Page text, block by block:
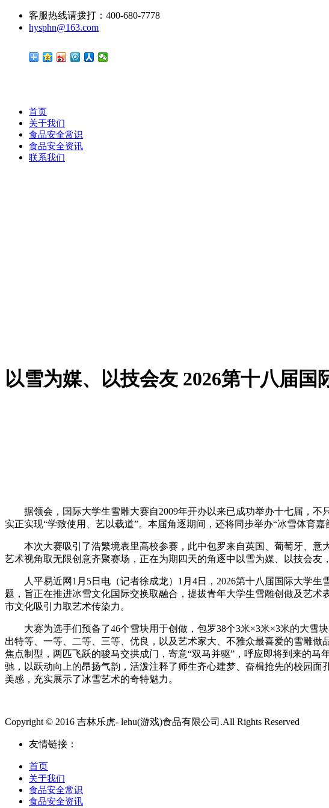
客服热线请拨打：400-680-7778
hysphn@163.com
首页
关于我们
食品安全常识
食品安全资讯
联系我们
以雪为媒、以技会友 2026第十八届国
据领会，国际大学生雪雕大赛自2009年开办以来已成功举办十七届，不
实正实现“学致使用、艺以载道”。本届角逐期间，还将同步举办“冰雪体育
本次大赛吸引了浩繁境表里高校参赛，此中包罗来自英国、葡萄牙、意
艺术视角取无限创意齐聚赛场，正在为期四天的角逐中以雪为媒、以技会友
人平易近网1月5日电（记者徐成龙）1月4日，2026第十八届国际大学生
题，旨正在推进冰雪文化国际交换取融合，提拔青年大学生雪雕创做及艺
市文化吸引力取艺术传染力。
大赛为选手们预备了46个雪块用于创做，包罗38个3米×3米×3米的大雪
出特等、一等、二等、三等、优良，以及艺术家大、不雅众最喜爱的雪雕
焦点制型，两匹飞跃的骏马交拱成门，寄意“双马并驱”，呼应即将到来的
驰，以跃动向上的昂扬气韵，活泼注释了师生齐心建梦、奋楫抢先的校园
美感，充实展示了冰雪艺术的奇特魅力。
Copyright © 2016 吉林乐虎- lehu(游戏)食品有限公司.All Rights Reserved
友情链接：
首页
关于我们
食品安全常识
食品安全资讯